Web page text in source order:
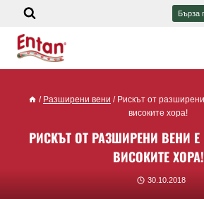
Бърза
/ Разширени вени / Рискът от
високите хора!
РИСКЪТ ОТ РАЗШИРЕНИ ВЕНИ
ВИСОКИТЕ ХОРА!
30.10.2018